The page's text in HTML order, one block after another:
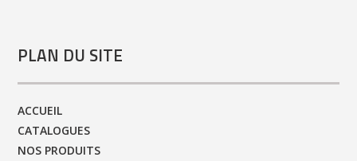
PLAN DU SITE
ACCUEIL
CATALOGUES
NOS PRODUITS